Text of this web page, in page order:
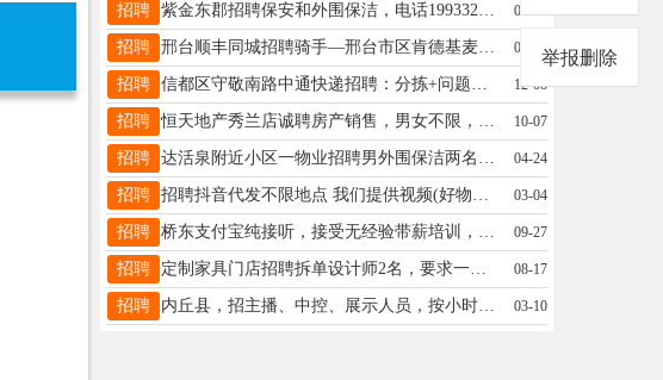
招聘 紫金东郡招聘保安和外围保洁，电话19933219012 09-30
招聘 邢台顺丰同城招聘骑手—邢台市区肯德基麦当劳瑞幸吉野家—专人直送—大平台有保障—薪资日结新人奖励电V19528792260 08-23
招聘 信都区守敬南路中通快递招聘：分拣+问题件客服，无销售性质，联系电话：16632939205 12-08
招聘 恒天地产秀兰店诚聘房产销售，男女不限，经验不限，8小时，无责底薪加高提成，综合6000以上，电话15175964716 10-07
招聘 达活泉附近小区一物业招聘男外围保洁两名、保安两名、维修两名，有公休，按时发放工资，电话：18003199359 04-24
招聘 招聘抖音代发不限地点 我们提供视频(好物种草类)你转发自己抖音5元2条 多号多做V19931981885 03-04
招聘 桥东支付宝纯接听，接受无经验带薪培训，3.5-5k，大专及以上，20-35周，联系：16603191691 09-27
招聘 定制家具门店招聘拆单设计师2名，要求一年以上工作经验，学徒工两名，要求20-35岁，待遇面议，15833399495 08-17
招聘 内丘县，招主播、中控、展示人员，按小时中控按月，优秀人才可合作，有需要详谈13191619110同微信 03-10
举报删除